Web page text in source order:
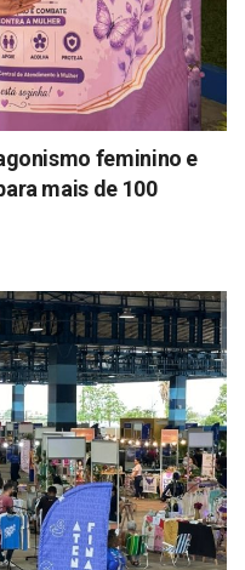
feminino e
mais de 100